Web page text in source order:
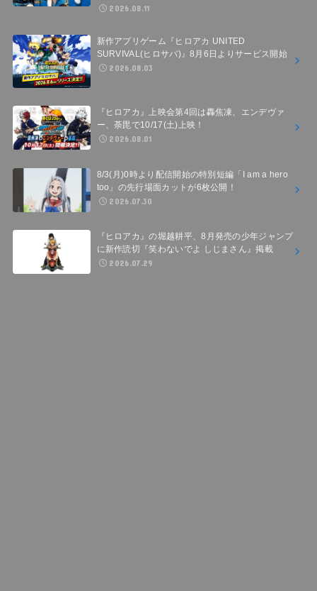
2026.08.11
新作アプリゲーム『ヒロアカ UNITED
SURVIVAL(ヒロサバ)』8月6日よりサービス開始
2026.08.03
『ヒロアカ』上映会第4回は轟焦凍、エンデヴァ
ー、荼毘で10/17(土)上映！
2026.08.01
8/3(月)0時より配信開始の特別短編「I am a hero
too」の先行場面カットが6枚公開！
2026.07.30
『ヒロアカ』の堀越耕平、8月発売の少年ジャンプ
に新作読切『笑わないでよ しじまさん』掲載
2026.07.29